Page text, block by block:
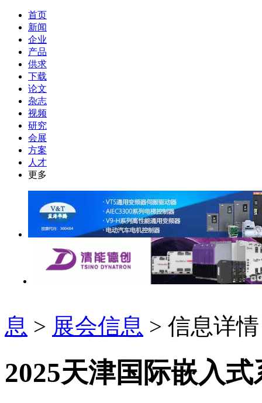
首页
新闻
企业
产品
供求
下载
论文
杂志
视频
研究
会展
方案
人才
更多
息 > 展会信息 > 信息详情
2025天津国际嵌入